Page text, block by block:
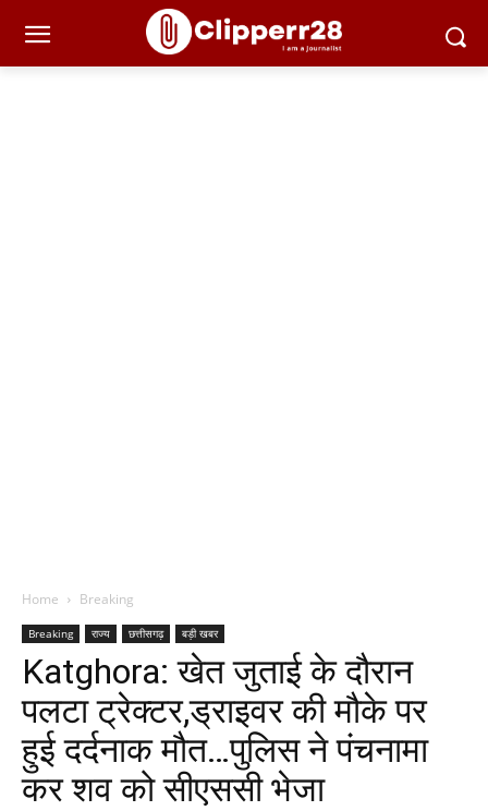
Home Breaking
Breaking राज्य छत्तीसगढ़ बड़ी खबर
Katghora: खेत जुताई के दौरान
पलटा ट्रेक्टर,ड्राइवर की मौके पर
हुई दर्दनाक मौत…पुलिस ने पंचनामा
कर शव को सीएससी भेजा